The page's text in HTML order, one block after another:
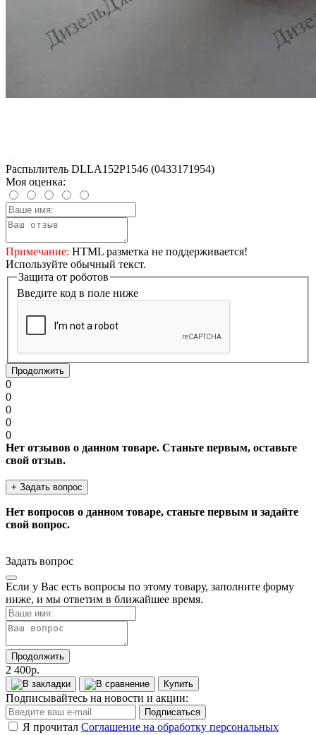
Распылитель DLLA152P1546 (0433171954)
Моя оценка:
Примечание: HTML разметка не поддерживается!
Используйте обычный текст.
Защита от роботов
Введите код в поле ниже
Продолжить
0
0
0
0
0
Нет отзывов о данном товаре. Станьте первым, оставьте
свой отзыв.
+ Задать вопрос
Нет вопросов о данном товаре, станьте первым и задайте
свой вопрос.
Задать вопрос
Если у Вас есть вопросы по этому товару, заполните форму
ниже, и мы ответим в ближайшее время.
Продолжить
2 400р.
Купить
Подписывайтесь на новости и акции:
Подписаться
Я прочитал Соглашение на обработку персональных